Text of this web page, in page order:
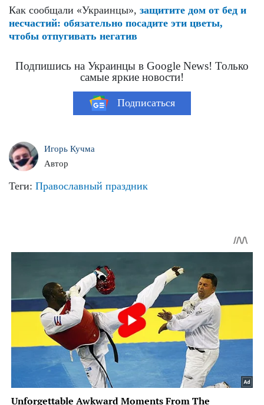
Как сообщали «Украинцы», защитите дом от бед и
несчастий: обязательно посадите эти цветы,
чтобы отпугивать негатив
Подпишись на Украинцы в Google News! Только
самые яркие новости!
Подписаться
Игорь Кучма
Автор
Теги: Православный праздник